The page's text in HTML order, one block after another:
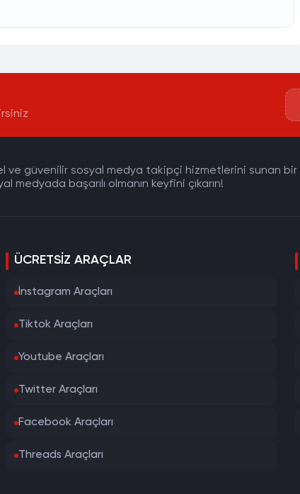
ve güvenilir sosyal medya takipçi hizmetlerini sunan bir
medyada başarılı olmanın keyfini çıkarın!
ÜCRETSIZ ARAÇLAR
İnstagram Araçları
Tiktok Araçları
Youtube Araçları
Twitter Araçları
Facebook Araçları
Threads Araçları